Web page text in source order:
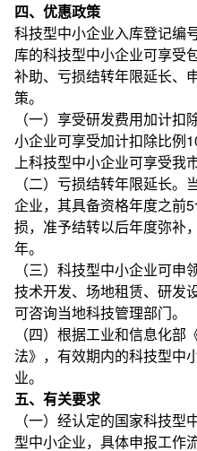
四、优惠政策
科技型中小企业入库登记编
库的科技型中小企业可享受
补助、亏损结转年限延长、
策。
（一）享受研发费用加计
小企业可享受加计扣除比例
上科技型中小企业可享受我
（二）亏损结转年限延长
企业，其具备资格年度之前
损，准予结转以后年度弥补
年。
（三）科技型中小企业可申
技术开发、场地租赁、研发
可咨询当地科技管理部门。
（四）根据工业和信息化
法》，有效期内的科技型中
业。
五、有关要求
（一）经认定的国家科技
型中小企业，具体申报工作